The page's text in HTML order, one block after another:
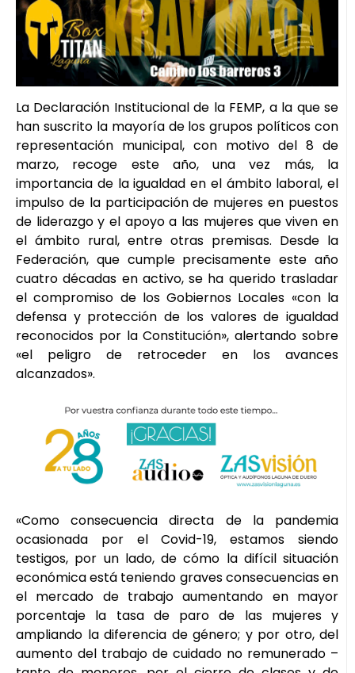
La Declaración Institucional de la FEMP, a la que se
han suscrito la mayoría de los grupos políticos con
representación municipal, con motivo del 8 de
marzo, recoge este año, una vez más, la
importancia de la igualdad en el ámbito laboral, el
impulso de la participación de mujeres en puestos
de liderazgo y el apoyo a las mujeres que viven en
el ámbito rural, entre otras premisas. Desde la
Federación, que cumple precisamente este año
cuatro décadas en activo, se ha querido trasladar
el compromiso de los Gobiernos Locales «con la
defensa y protección de los valores de igualdad
reconocidos por la Constitución», alertando sobre
«el peligro de retroceder en los avances
alcanzados».
«Como consecuencia directa de la pandemia
ocasionada por el Covid-19, estamos siendo
testigos, por un lado, de cómo la difícil situación
económica está teniendo graves consecuencias en
el mercado de trabajo aumentando en mayor
porcentaje la tasa de paro de las mujeres y
ampliando la diferencia de género; y por otro, del
aumento del trabajo de cuidado no remunerado –